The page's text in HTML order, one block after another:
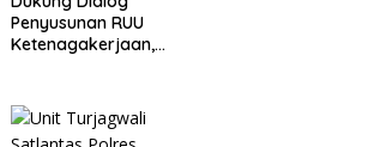
Penyusunan RUU
Ketenagakerjaan,
Buruh